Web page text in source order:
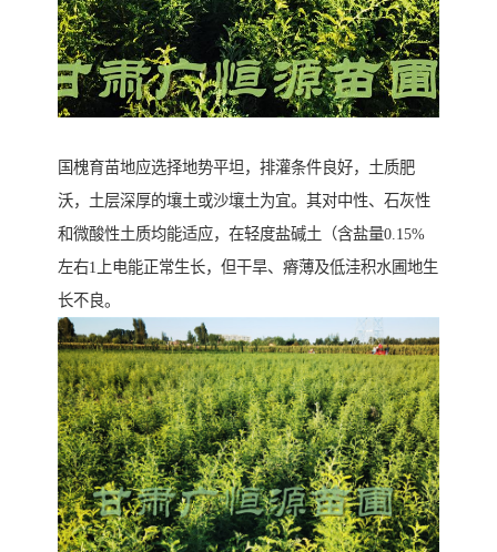
国槐育苗地应选择地势平坦，排灌条件良好，土质肥
沃，土层深厚的壤土或沙壤土为宜。其对中性、石灰性
和微酸性土质均能适应，在轻度盐碱土（含盐量0.15%
左右1上电能正常生长，但干旱、瘠薄及低洼积水圃地生
长不良。